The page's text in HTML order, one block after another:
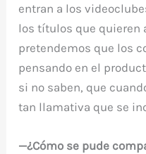
entran a los
los títulos que quieren
pretendemos que los
pensando en el
si no saben, que
tan llamativa que se
—¿Cómo se pude